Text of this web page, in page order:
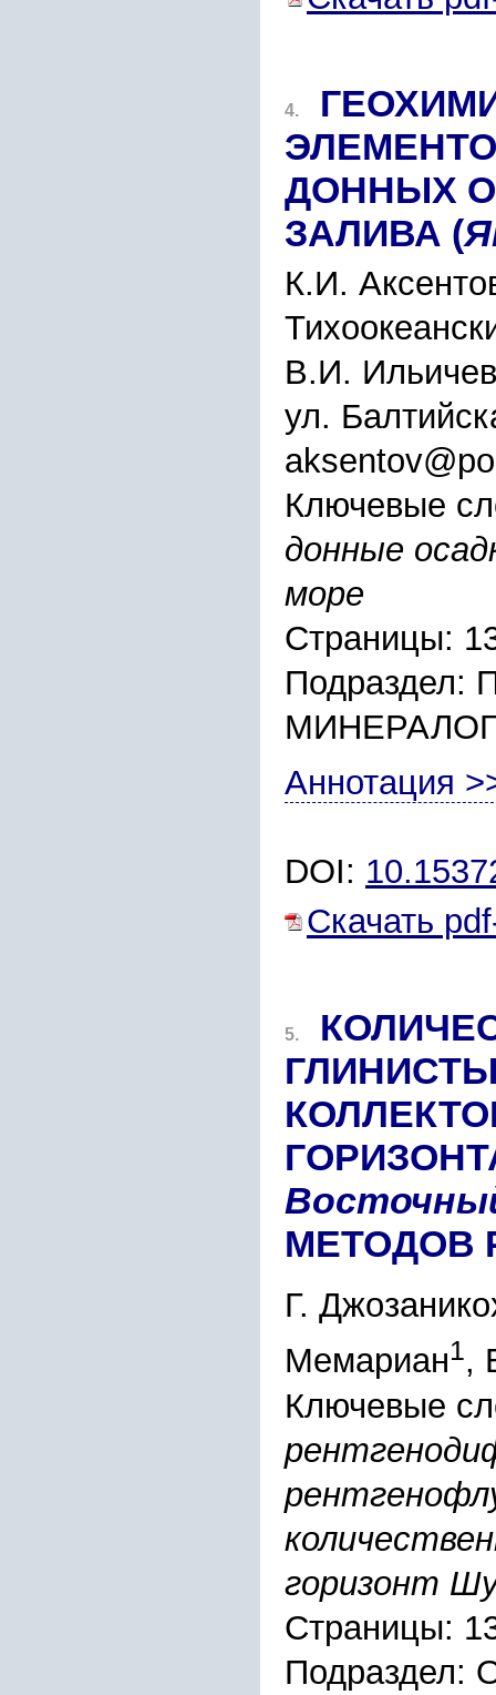
4.
ДОННЫХ
ЗАЛИВА (
К.И.
В.И.
ул.
Ключевые
донные
море
Страницы:
Аннотация
DOI:
Скачать
5.
МЕТОДОВ
Г.
Мемариан1,
Ключевые
горизонт
Страницы: